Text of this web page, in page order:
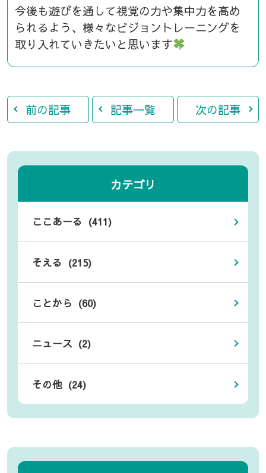
今後も遊びを通して視覚の力や集中力を高め
られるよう、様々なビジョントレーニングを
取り入れていきたいと思います
前の記事 記事一覧 次の記事
カテゴリ
ここあーる (411)
そえる (215)
ことから (60)
ニュース (2)
その他 (24)